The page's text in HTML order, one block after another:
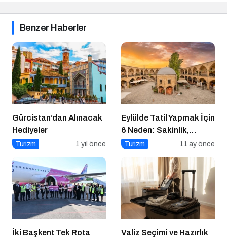
Benzer Haberler
Gürcistan’dan Alınacak
Hediyeler
Turizm 1 yıl önce
Eylülde Tatil Yapmak İçin
6 Neden: Sakinlik,
Ekonomi ve Keyif Bir
Turizm 11 ay önce
İki Başkent Tek Rota
Valiz Seçimi ve Hazırlık